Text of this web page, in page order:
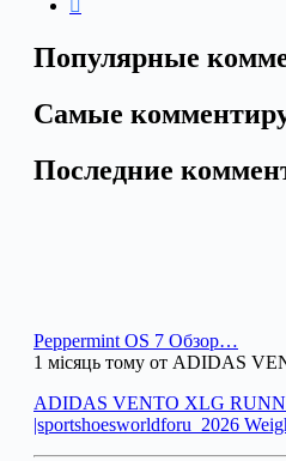
Популярные
Самые
Последние
Peppermint OS 7 Обзор…
1 місяць тому от ADIDAS
ADIDAS VENTO XLG
|sportshoesworldforu_2026